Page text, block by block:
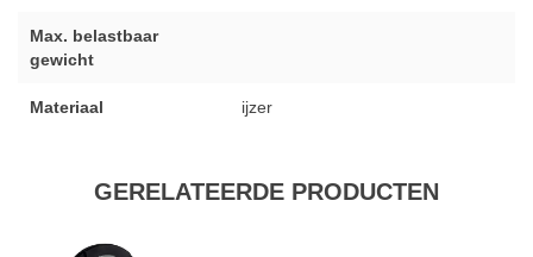
Max. belastbaar
gewicht
Materiaal ijzer
GERELATEERDE PRODUCTEN